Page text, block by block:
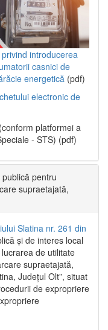
introducerea
casnici de
energetică (pdf)
electronic de
(conform platformei a
- STS) (pdf)
pentru
supraetajată,
Slatina nr. 261 din
și de interes local
de utilitate
supraetajată,
Județul Olt”, situat
de expropriere